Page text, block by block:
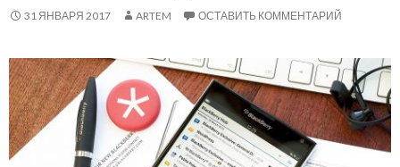
31 ЯНВАРЯ 2017 ARTEM ОСТАВИТЬ КОММЕНТАРИЙ